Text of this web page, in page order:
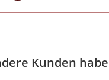
Kunden